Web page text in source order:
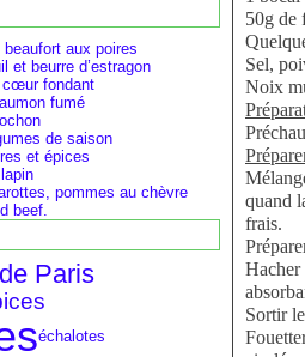
aux poires
et beurre d’estragon
cœur fondant
fumé
de saison
et épices
pommes au chèvre
beef.
Paris
échalotes
50g de
Sel,
Noix
quand
frais.
Hacher
Sortir